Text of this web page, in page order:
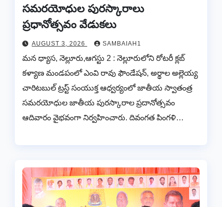
సమరయోధుల పురస్కారాలు
ప్రధానోత్సవం వేడుకలు
AUGUST 3, 2026 SAMBAIAH1
మన ధ్యాస, నెల్లూరు,ఆగస్టు 2 : నెల్లూరులోని రోటరీ క్లబ్
కళ్యాణ మండపంలో ఎంవి రావు ఫౌండేషన్, అర్థాల అల్లెయ్య
చారిటబుల్ ట్రస్ట్ సంయుక్త ఆధ్వర్యంలో జాతీయ స్వాతంత్ర
సమరయోధుల జాతీయ పురస్కారాల ప్రదానోత్సవం
ఆదివారం వైభవంగా నిర్వహించారు. దివంగత పింగళి…